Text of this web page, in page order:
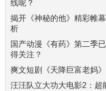
线呢？
揭开《神秘的他》精彩帷
析
国产动漫《有药》第二季
得关注？
爽文短剧《天降巨富老妈
汪汪队立大功大电影2：超